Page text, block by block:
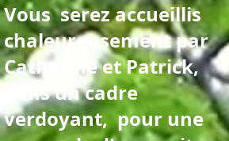
Vous serez accueillis
chaleureusement par
Catherine et Patrick,
dans un cadre
verdoyant, pour une